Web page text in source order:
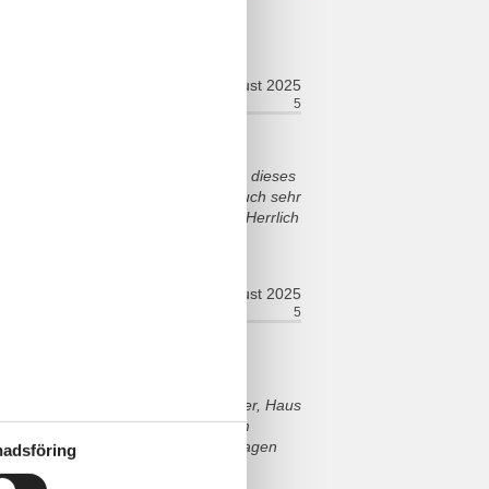
august 2025
5
Haus,alles war sauber!Ich kann dieses
Kindern. Und der Vermieter ist auch sehr
dein Urlaub genießen!Einfach nur Herrlich
august 2025
5
von meinen Kindern.Pool super, Haus
in den Schlafzimmern unten im
doll auf so das es dort gut zu ertragen